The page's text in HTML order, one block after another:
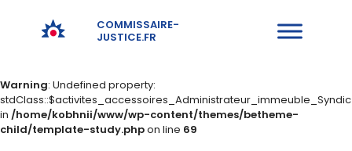
COMMISSAIRE-
JUSTICE.FR
Warning: Undefined property:
in /home/kobhnii/www/wp-content/themes/betheme-
child/template-study.phpon line 69